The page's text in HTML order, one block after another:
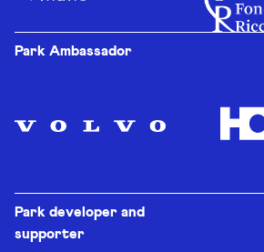
Park Ambassador
Park developer and
supporter